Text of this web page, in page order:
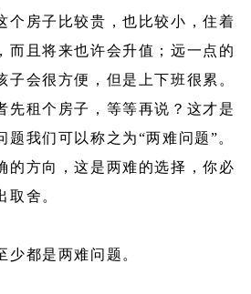
个房子比较贵，也比较小，住着
而且将来也许会升值；远一点的
子会很方便，但是上下班很累。
先租个房子，等等再说？这才是
题我们可以称之为“两难问题”。
的方向，这是两难的选择，你必
取舍。
少都是两难问题。